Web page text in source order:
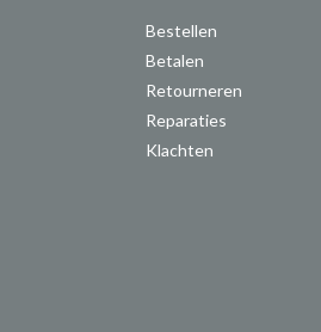
Bestellen
Betalen
Retourneren
Reparaties
Klachten